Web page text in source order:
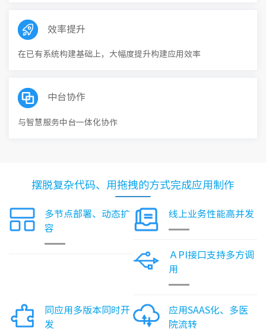
效率提升
在已有系统构建基础上，大幅度提升构建应用效率
中台协作
与智慧服务中台一体化协作
摆脱复杂代码、用拖拽的方式完成应用制作
多节点部署、动态扩
容
线上业务性能高并发
ＡPI接口支持多方调
用
同应用多版本同时开
发
应用SAAS化、多医
院流转